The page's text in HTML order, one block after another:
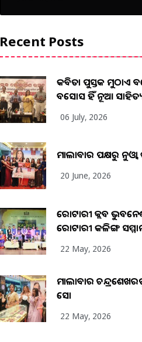
Recent Posts
କବିତା ପୁସ୍ତକ ମୁଠାଏ
ଅବସୋସ ହିଁ ନୂଆ
06 July, 2026
ମାଲାବାର ପକ୍ଷରୁ ନୁଓ୍ବା
20 June, 2026
ରୋଟାରୀ କ୍ଲବ
ରୋଟାରୀ କଳିଙ୍ଗ
22 May, 2026
ମାଲାବାର
ସୋ
22 May, 2026